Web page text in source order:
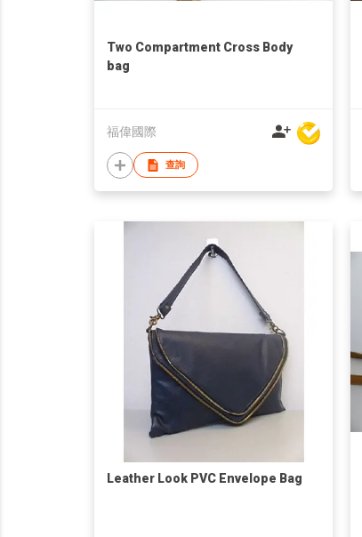
Two Compartment Cross Body
bag
福偉國際
查詢
Leather Look PVC Envelope Bag